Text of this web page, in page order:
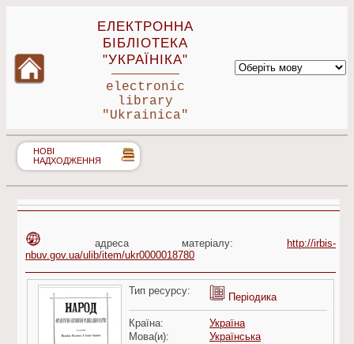
ЕЛЕКТРОННА
БІБЛІОТЕКА
"УКРАЇНІКА"
electronic
library
"Ukrainica"
НОВІ
НАДХОДЖЕННЯ
адреса матеріалу:
http://irbis-
nbuv.gov.ua/ulib/item/ukr0000018780
Тип ресурсу:
Періодика
Країна:
Україна
Мова(и):
Українська